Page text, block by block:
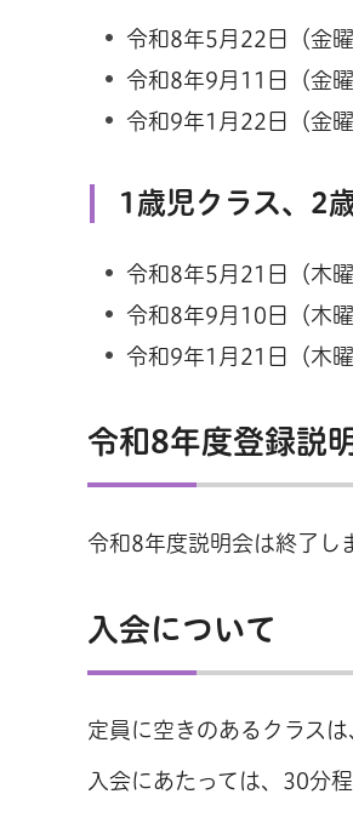
令和8年5月22日（金
令和8年9月11日（金
令和9年1月22日（金
1歳児クラス、2
令和8年5月21日（木
令和8年9月10日（木
令和9年1月21日（木
令和8年度登録説
令和8年度説明会は終了し
入会について
定員に空きのあるクラス
入会にあたっては、30分